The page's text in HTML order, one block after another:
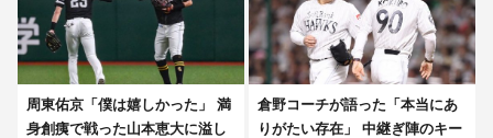
周東佑京「僕は嬉しかった」 満
身創痍で戦った山本恵大に溢し
倉野コーチが語った「本当にあ
りがたい存在」 中継ぎ陣のキー